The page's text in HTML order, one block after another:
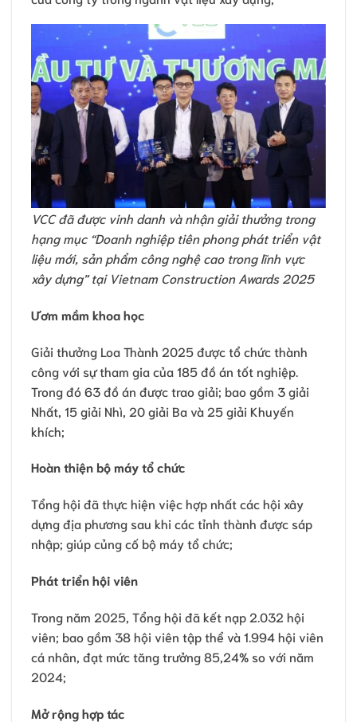
VCC đã được vinh danh và nhận giải thưởng trong
hạng mục “Doanh nghiệp tiên phong phát triển vật
liệu mới, sản phẩm công nghệ cao trong lĩnh vực
xây dựng” tại Vietnam Construction Awards 2025
Ươm mầm khoa học
Giải thưởng Loa Thành 2025 được tổ chức thành
công với sự tham gia của 185 đồ án tốt nghiệp.
Trong đó 63 đồ án được trao giải; bao gồm 3 giải
Nhất, 15 giải Nhì, 20 giải Ba và 25 giải Khuyến
khích;
Hoàn thiện bộ máy tổ chức
Tổng hội đã thực hiện việc hợp nhất các hội xây
dựng địa phương sau khi các tỉnh thành được sáp
nhập; giúp củng cố bộ máy tổ chức;
Phát triển hội viên
Trong năm 2025, Tổng hội đã kết nạp 2.032 hội
viên; bao gồm 38 hội viên tập thể và 1.994 hội viên
cá nhân, đạt mức tăng trưởng 85,24% so với năm
2024;
Mở rộng hợp tác